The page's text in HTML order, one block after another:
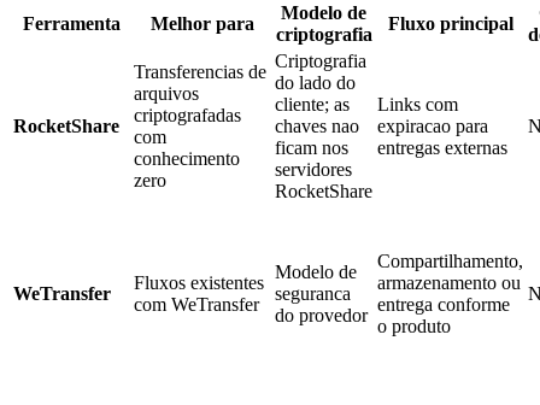
Ferramenta Melhor para
Modelo de
criptografia
Fluxo principal
RocketShare
Transferencias de
arquivos
criptografadas
com
conhecimento
zero
Criptografia
do lado do
cliente; as
chaves nao
ficam nos
servidores
RocketShare
Links com
expiracao para
entregas externas
WeTransfer
Fluxos existentes
com WeTransfer
Modelo de
seguranca
do provedor
Compartilhamento,
armazenamento ou
entrega conforme
o produto